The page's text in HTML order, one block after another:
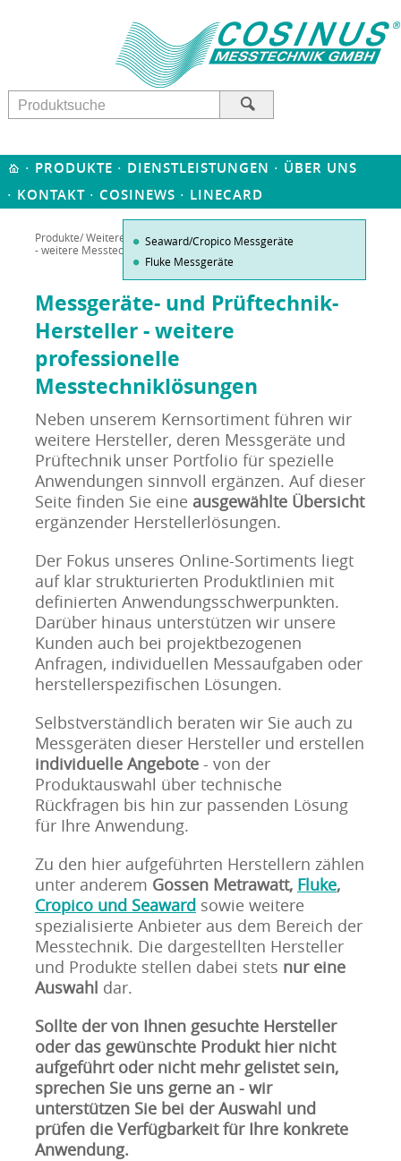
· PRODUKTE · DIENSTLEISTUNGEN · ÜBER UNS
· KONTAKT · COSINEWS · LINECARD
Produkte/Weitere Hersteller/ Messgeräte-Hersteller im Überblick
- weitere Messtechnik bei Cosinus
Seaward/Cropico Messgeräte
Fluke Messgeräte
Messgeräte- und Prüftechnik-
Hersteller - weitere
professionelle
Messtechniklösungen
Neben unserem Kernsortiment führen wir
weitere Hersteller, deren Messgeräte und
Prüftechnik unser Portfolio für spezielle
Anwendungen sinnvoll ergänzen. Auf dieser
Seite finden Sie eine ausgewählte Übersicht
ergänzender Herstellerlösungen.
Der Fokus unseres Online-Sortiments liegt
auf klar strukturierten Produktlinien mit
definierten Anwendungsschwerpunkten.
Darüber hinaus unterstützen wir unsere
Kunden auch bei projektbezogenen
Anfragen, individuellen Messaufgaben oder
herstellerspezifischen Lösungen.
Selbstverständlich beraten wir Sie auch zu
Messgeräten dieser Hersteller und erstellen
individuelle Angebote- von der
Produktauswahl über technische
Rückfragen bis hin zur passenden Lösung
für Ihre Anwendung.
Zu den hier aufgeführten Herstellern zählen
unter anderem Gossen Metrawatt, Fluke,
Cropico und Seaward sowie weitere
spezialisierte Anbieter aus dem Bereich der
Messtechnik. Die dargestellten Hersteller
und Produkte stellen dabei stets nur eine
Auswahl dar.
Sollte der von Ihnen gesuchte Hersteller
oder das gewünschte Produkt hier nicht
aufgeführt oder nicht mehr gelistet sein,
sprechen Sie uns gerne an - wir
unterstützen Sie bei der Auswahl und
prüfen die Verfügbarkeit für Ihre konkrete
Anwendung.